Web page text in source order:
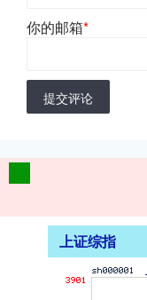
你的邮箱*
提交评论
上证综指